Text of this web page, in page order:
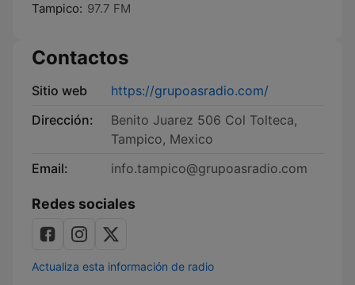
Tampico: 97.7 FM
Contactos
Sitio web
https://grupoasradio.com/
Dirección:
Benito Juarez 506 Col Tolteca,
Tampico, Mexico
Email:
info.tampico@grupoasradio.com
Redes sociales
Actualiza esta información de radio